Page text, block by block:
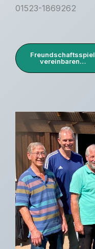
01523-1869262
Freundschaftsspiel
vereinbaren…